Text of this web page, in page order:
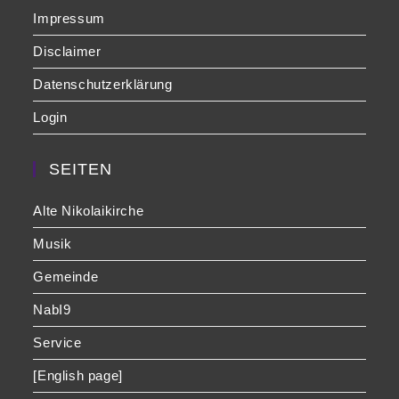
Impressum
Disclaimer
Datenschutzerklärung
Login
SEITEN
Alte Nikolaikirche
Musik
Gemeinde
NabI9
Service
[English page]